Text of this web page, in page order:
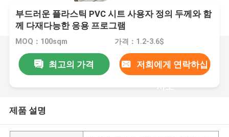
부드러운 플라스틱 PVC 시트 사용자 정의 두께와 함
께 다재다능한 응용 프로그램
MOQ：100sqm 가격：1.2-3.6$
최고의 가격 저희에게 연락하십
시오
제품 설명